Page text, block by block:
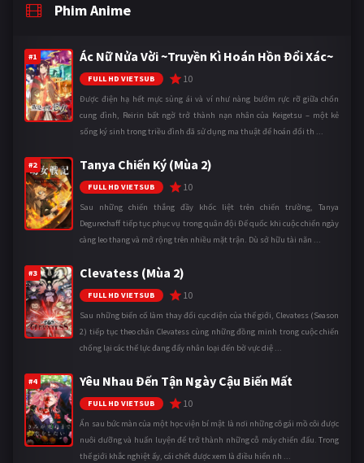
Phim Anime
#1 Ác Nữ Nửa Vời ~Truyền Kì Hoán Hồn Đổi Xác~
FULL HD VIETSUB 10
Được điện hạ hết mực sủng ái và ví như nàng bướm rực rỡ giữa chốn
cung đình, Reirin bất ngờ trở thành nạn nhân của Keigetsu – một kẻ
sống ký sinh trong triều đình đã sử dụng ma thuật để hoán đổi th ...
#2 Tanya Chiến Ký (Mùa 2)
FULL HD VIETSUB 10
Sau những chiến thắng đầy khốc liệt trên chiến trường, Tanya
Degurechaff tiếp tục phục vụ trong quân đội Đế quốc khi cuộc chiến ngày
càng leo thang và mở rộng trên nhiều mặt trận. Dù sở hữu tài năn ...
#3 Clevatess (Mùa 2)
FULL HD VIETSUB 10
Sau những biến cố làm thay đổi cục diện của thế giới, Clevatess (Season
2) tiếp tục theo chân Clevatess cùng những đồng minh trong cuộc chiến
chống lại các thế lực đang đẩy nhân loại đến bờ vực diệ ...
#4 Yêu Nhau Đến Tận Ngày Cậu Biến Mất
FULL HD VIETSUB 10
Ẩn sau bức màn của một học viện bí mật là nơi những cô gái mồ côi được
nuôi dưỡng và huấn luyện để trở thành những cỗ máy chiến đấu. Trong
thế giới khắc nghiệt ấy, cái chết được xem là điều hiển nh ...